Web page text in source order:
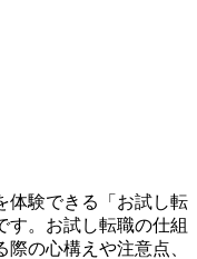
体験できる「お試し転
す。お試し転職の仕組
の心構えや注意点、